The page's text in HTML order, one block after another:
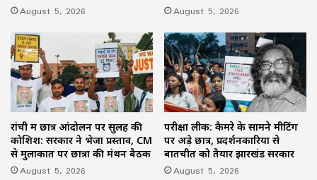
August 5, 2026 August 5, 2026
रांची में छात्र आंदोलन पर सुलह की
कोशिश: सरकार ने भेजा प्रस्ताव, CM
से मुलाकात पर छात्रों की मंथन बैठक
August 5, 2026
परीक्षा लीक: कैमरे के सामने मीटिंग
पर अड़े छात्र, प्रदर्शनकारियों से
बातचीत को तैयार झारखंड सरकार
August 5, 2026